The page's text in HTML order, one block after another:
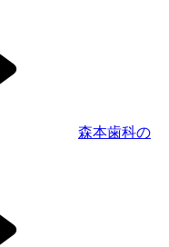
森本歯科の